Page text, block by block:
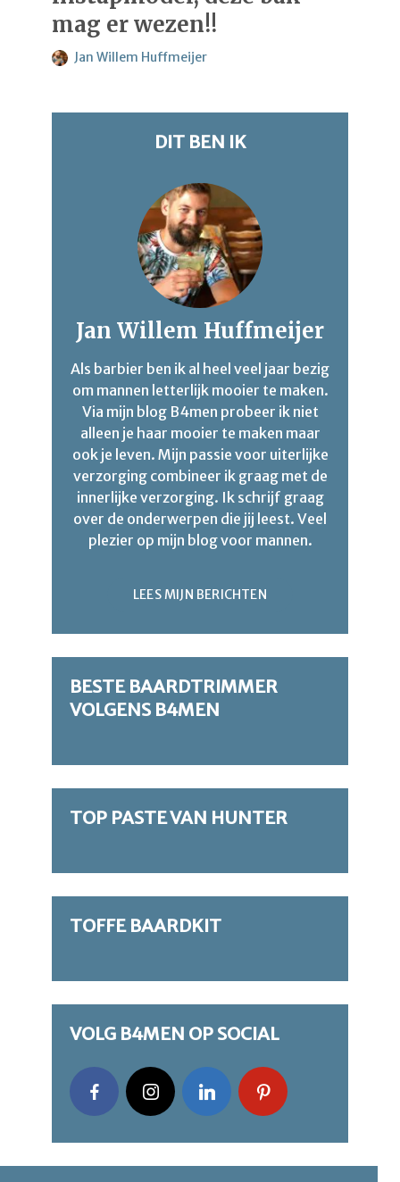
mag er wezen!!
Jan Willem Huffmeijer
DIT BEN IK
Jan Willem Huffmeijer
Als barbier ben ik al heel veel jaar bezig
om mannen letterlijk mooier te maken.
Via mijn blog B4men probeer ik niet
alleen je haar mooier te maken maar
ook je leven. Mijn passie voor uiterlijke
verzorging combineer ik graag met de
innerlijke verzorging. Ik schrijf graag
over de onderwerpen die jij leest. Veel
plezier op mijn blog voor mannen.
LEES MIJN BERICHTEN
BESTE BAARDTRIMMER
VOLGENS B4MEN
TOP PASTE VAN HUNTER
TOFFE BAARDKIT
VOLG B4MEN OP SOCIAL